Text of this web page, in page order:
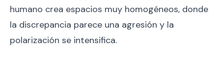
humano crea espacios muy homogéneos, donde
la discrepancia parece una agresión y la
polarización se intensifica.